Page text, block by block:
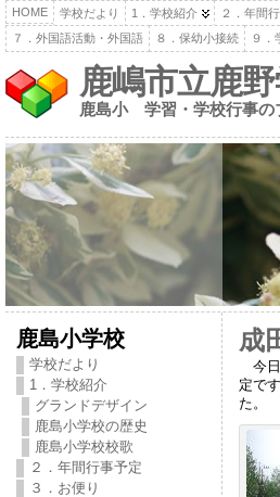
HOME 学校だより 1．学校紹介 ２．年間
７．外国語活動・外国語
８．保幼小接続 ９．
鹿嶋市立鹿
鹿島小 学習・学校行事の
鹿島小学校
学校だより
1．学校紹介
グランドデザイン
鹿島小学校の歴史
鹿島小学校校歌
２．年間行事予定
３．お便り
成
今日
定で
た。